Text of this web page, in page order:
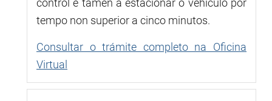
control e tamén a estacionar o vehículo por
tempo non superior a cinco minutos.
Consultar o trámite completo na Oficina
Virtual